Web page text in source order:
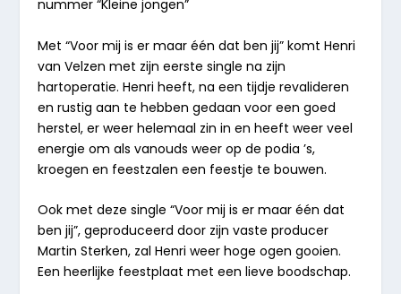
nummer“Kleine jongen”
Met “Voor mij is er maar één dat ben jij” komt Henri
van Velzen met zijn eerste single na zijn
hartoperatie. Henri heeft, na een tijdje revalideren
en rustig aan te hebben gedaan voor een goed
herstel, er weer helemaal zin in en heeft weer veel
energie om als vanouds weer op de podia ’s,
kroegen en feestzalen een feestje te bouwen.
Ook met deze single “Voor mij is er maar één dat
ben jij”, geproduceerd door zijn vaste producer
Martin Sterken, zal Henri weer hoge ogen gooien.
Een heerlijke feestplaat met een lieve boodschap.